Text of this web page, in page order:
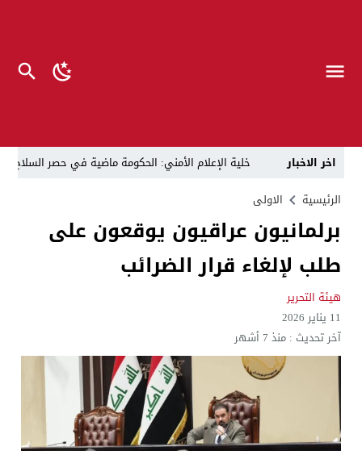
اخر الاخبار
خلية الإعلام الأمني: الحكومة ماضية في حصر السلاح
قراءة نقدية في مرثية الوصل للكاتب عباس
تحت عنوان “أقلام للمأجورين وسقوط في فخ
بينهم ضابطان.. توقيف أربعة منتسبين بشرطة النجف
الرئيسية الاولى
برلمانيون عراقيون يوقعون على
طلب لإلغاء قرار الضرائب
هيئة التحرير
11 يناير 2026
آخر تحديث :منذ 7 أشهر